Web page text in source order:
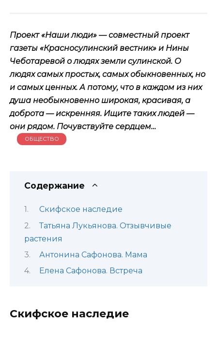
Проект «Наши люди» — совместный проект
газеты «Красносулинский вестник» и Нины
Чеботаревой о людях земли сулинской. О
людях самых простых, самых обыкновенных, но
и самых ценных. А потому, что в каждом из них
душа необыкновенно широкая, красивая, а
доброта — искренняя. Ищите таких людей —
они рядом. Почувствуйте сердцем…
ОБЩЕСТВО
Содержание
Скифское наследие
Татьяна Лукьянова. Отзывчивые
растения
Антонина Сафонова. Мама
Елена Сафонова. Встреча
Скифское наследие